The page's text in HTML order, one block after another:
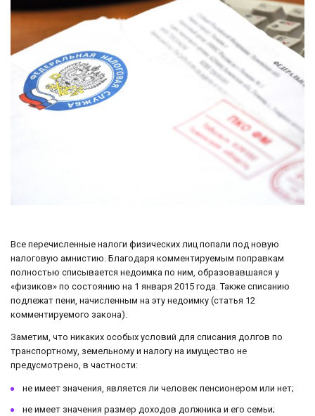
Все перечисленные налоги физических лиц попали под новую
налоговую амнистию. Благодаря комментируемым поправкам
полностью списывается недоимка по ним, образовавшаяся у
«физиков» по состоянию на 1 января 2015 года. Также списанию
подлежат пени, начисленным на эту недоимку (статья 12
комментируемого закона).
Заметим, что никаких особых условий для списания долгов по
транспортному, земельному и налогу на имущество не
предусмотрено, в частности:
не имеет значения, является ли человек пенсионером или нет;
не имеет значения размер доходов должника и его семьи;